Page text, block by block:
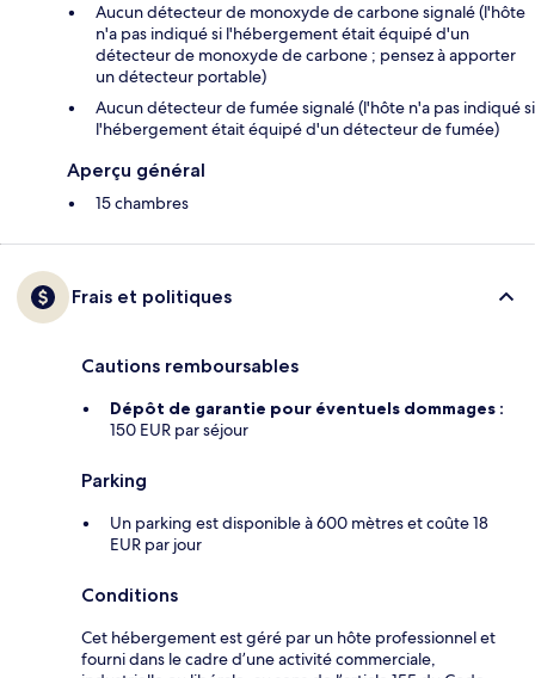
Aucun détecteur de monoxyde de carbone signalé (l'hôte
n'a pas indiqué si l'hébergement était équipé d'un
détecteur de monoxyde de carbone ; pensez à apporter
un détecteur portable)
Aucun détecteur de fumée signalé (l'hôte n'a pas indiqué si
l'hébergement était équipé d'un détecteur de fumée)
Aperçu général
15 chambres
Frais et politiques
Cautions remboursables
Dépôt de garantie pour éventuels dommages :
150 EUR par séjour
Parking
Un parking est disponible à 600 mètres et coûte 18
EUR par jour
Conditions
Cet hébergement est géré par un hôte professionnel et
fourni dans le cadre d’une activité commerciale,